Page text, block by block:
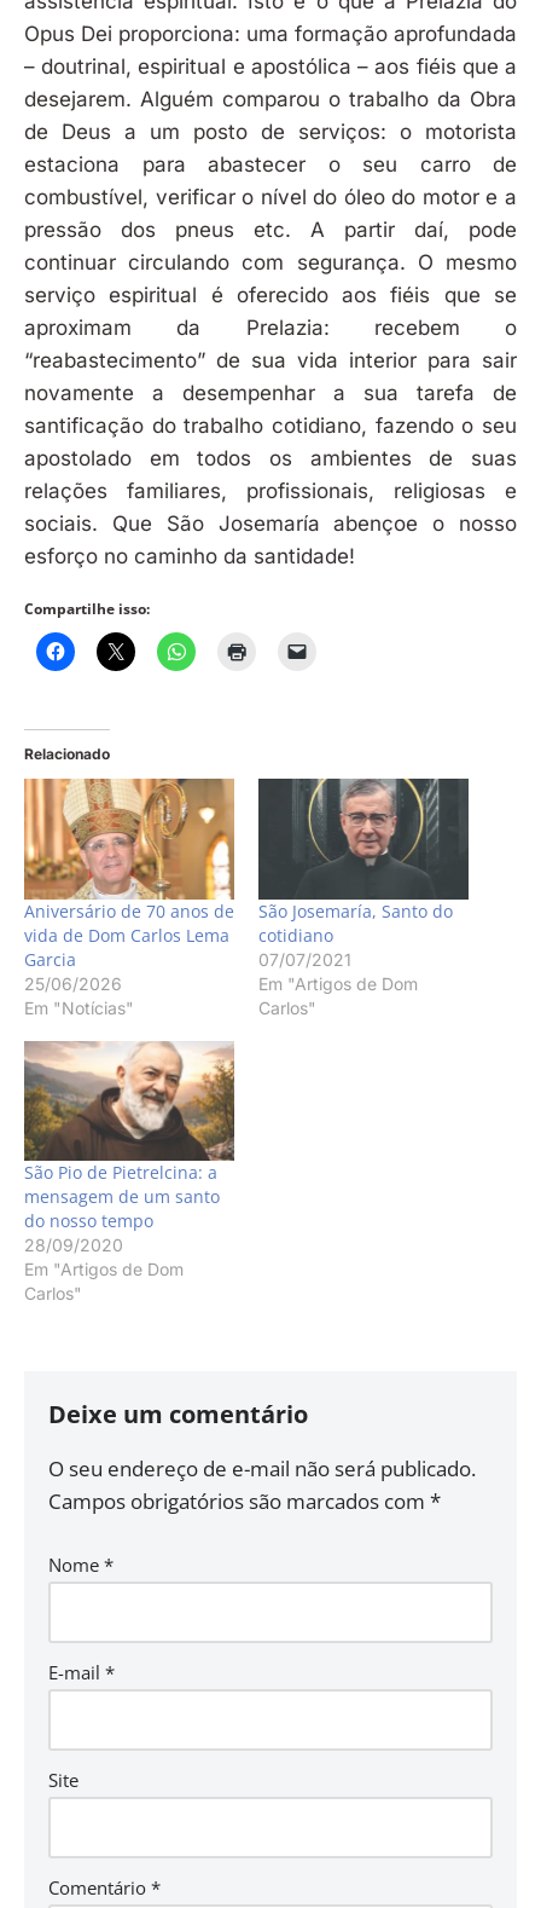
Opus Dei proporciona: uma formação aprofundada
– doutrinal, espiritual e apostólica – aos fiéis que a
desejarem. Alguém comparou o trabalho da Obra
de Deus a um posto de serviços: o motorista
estaciona para abastecer o seu carro de
combustível, verificar o nível do óleo do motor e a
pressão dos pneus etc. A partir daí, pode
continuar circulando com segurança. O mesmo
serviço espiritual é oferecido aos fiéis que se
aproximam da Prelazia: recebem o
“reabastecimento” de sua vida interior para sair
novamente a desempenhar a sua tarefa de
santificação do trabalho cotidiano, fazendo o seu
apostolado em todos os ambientes de suas
relações familiares, profissionais, religiosas e
sociais. Que São Josemaría abençoe o nosso
esforço no caminho da santidade!
Compartilhe isso:
Relacionado
Aniversário de 70 anos de
vida de Dom Carlos Lema
Garcia
25/06/2026
Em "Notícias"
São Josemaría, Santo do
cotidiano
07/07/2021
Em "Artigos de Dom
Carlos"
São Pio de Pietrelcina: a
mensagem de um santo
do nosso tempo
28/09/2020
Em "Artigos de Dom
Carlos"
Deixe um comentário
O seu endereço de e-mail não será publicado.
Campos obrigatórios são marcados com *
Nome *
E-mail *
Site
Comentário *